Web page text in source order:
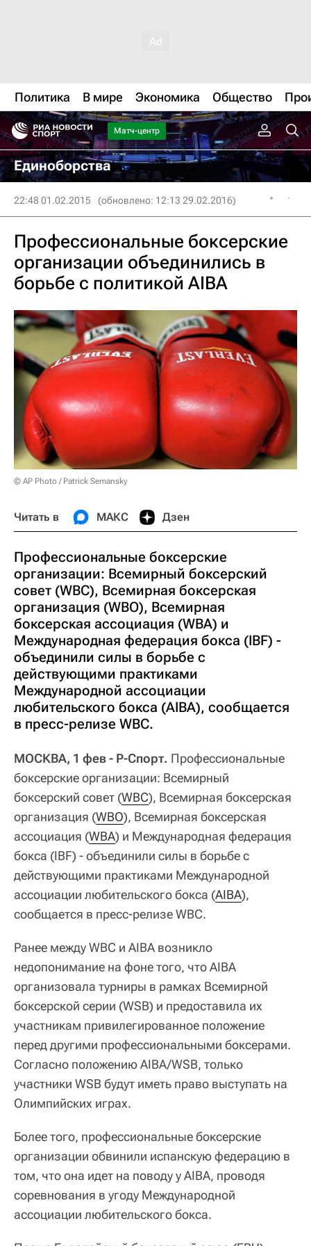
Политика В мире Экономика Общество
Матч-центр
Единоборства
22:48 01.02.2015 (обновлено: 12:13 29.02.2016)
Профессиональные боксерские
организации объединились в
борьбе с политикой AIBA
© AP Photo / Patrick Semansky
Читать в МАКС Дзен
Профессиональные боксерские
организации: Всемирный боксерский
совет (WBC), Всемирная боксерская
организация (WBO), Всемирная
боксерская ассоциация (WBA) и
Международная федерация бокса (IBF) -
объединили силы в борьбе с
действующими практиками
Международной ассоциации
любительского бокса (AIBA), сообщается
в пресс-релизе WBC.
МОСКВА, 1 фев - Р-Спорт. Профессиональные
боксерские организации: Всемирный
боксерский совет (WBC), Всемирная боксерская
организация (WBO), Всемирная боксерская
ассоциация (WBA) и Международная федерация
бокса (IBF) - объединили силы в борьбе с
действующими практиками Международной
ассоциации любительского бокса (AIBA),
сообщается в пресс-релизе WBC.
Ранее между WBC и AIBA возникло
недопонимание на фоне того, что AIBA
организовала турниры в рамках Всемирной
боксерской серии (WSB) и предоставила их
участникам привилегированное положение
перед другими профессиональными боксерами.
Согласно положению AIBA/WSB, только
участники WSB будут иметь право выступать на
Олимпийских играх.
Более того, профессиональные боксерские
организации обвинили испанскую федерацию в
том, что она идет на поводу у AIBA, проводя
соревнования в угоду Международной
ассоциации любительского бокса.